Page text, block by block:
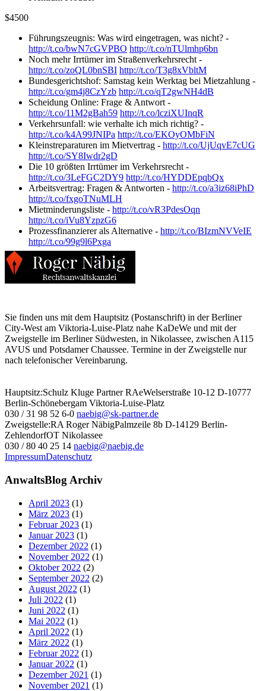
$4500
Führungszeugnis: Was wird eingetragen, was nicht? -
http://t.co/bwN7cGVPBO http://t.co/nTUlmhp6bn
Noch mehr Irrtümer im Straßenverkehrsrecht -
http://t.co/zoQL0bnSBI http://t.co/T3g8xVbltM
Bundesgerichtshof: Samstag kein Werktag bei Mietzahlung -
http://t.co/gm4j8CzYzb http://t.co/qT2gwNH4dB
Scheidung Online: Frage & Antwort -
http://t.co/11M2gBah59 http://t.co/lcziXUInqR
Verkehrsunfall: wie verhalte ich mich richtig? -
http://t.co/k4A99JNIPa http://t.co/EKOyOMbFiN
Kleinstreparaturen im Mietvertrag - http://t.co/UjUqvE7cUG
http://t.co/SY8Iwdr2gD
Die 10 größten Irrtümer im Verkehrsrecht -
http://t.co/3LeFGC2DY9 http://t.co/HYDDEpqbQx
Arbeitsvertrag: Fragen & Antworten - http://t.co/a3iz68iPhD
http://t.co/fxgoTNuMLH
Mietminderungsliste - http://t.co/vR3PdesOqn
http://t.co/iVu8YzpzG6
Prozessfinanzierer als Alternative - http://t.co/BIzmNVVeIE
http://t.co/99g9l6Pxga
Sie finden uns mit dem Hauptsitz (Postanschrift) in der Berliner
City-West am Viktoria-Luise-Platz nahe KaDeWe und mit der
Zweigstelle im Berliner Südwesten, in Nikolassee, zwischen A115
AVUS und Potsdamer Chaussee. Termine in der Zweigstelle nur
nach telefonischer Vereinbarung.
Hauptsitz:Schulz Kluge Partner RAeWelserstraße 10-12 D-10777
Berlin-Schönebergam Viktoria-Luise-Platz
030 / 31 98 52 6-0 naebig@sk-partner.de
Zweigstelle:RA Roger NäbigPalmzeile 8b D-14129 Berlin-
ZehlendorfOT Nikolassee
030 / 80 40 25 14 naebig@naebig.de
ImpressumDatenschutz
AnwaltsBlog Archiv
April 2023 (1)
März 2023 (1)
Februar 2023 (1)
Januar 2023 (1)
Dezember 2022 (1)
November 2022 (1)
Oktober 2022 (2)
September 2022 (2)
August 2022 (1)
Juli 2022 (1)
Juni 2022 (1)
Mai 2022 (1)
April 2022 (1)
März 2022 (1)
Februar 2022 (1)
Januar 2022 (1)
Dezember 2021 (1)
November 2021 (1)